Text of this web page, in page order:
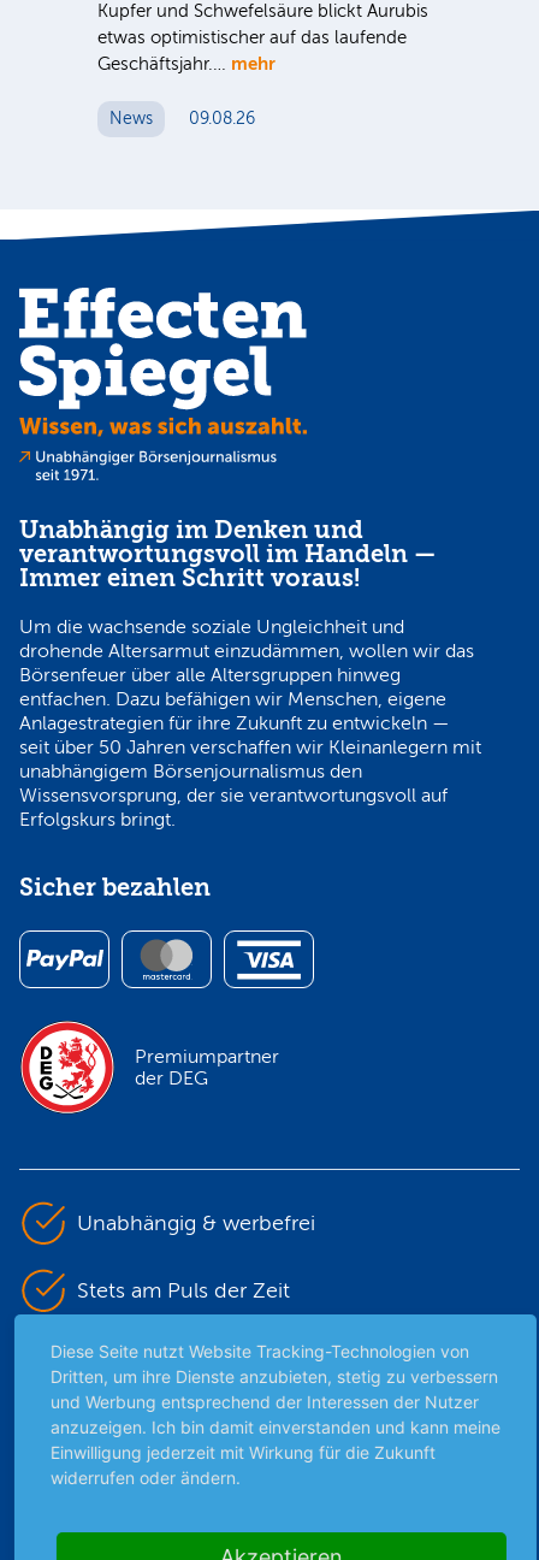
Kupfer und Schwefelsäure blickt Aurubis
etwas optimistischer auf das laufende
Geschäftsjahr.… mehr
News 09.08.26
Unabhängig im Denken und
verantwortungsvoll im Handeln —
Immer einen Schritt voraus!
Um die wachsende soziale Ungleichheit und
drohende Altersarmut einzudämmen, wollen wir das
Börsenfeuer über alle Altersgruppen hinweg
entfachen. Dazu befähigen wir Menschen, eigene
Anlagestrategien für ihre Zukunft zu entwickeln —
seit über 50 Jahren verschaffen wir Kleinanlegern mit
unabhängigem Börsenjournalismus den
Wissensvorsprung, der sie verantwortungsvoll auf
Erfolgskurs bringt.
Sicher bezahlen
Premiumpartner
der DEG
Unabhängig & werbefrei
Stets am Puls der Zeit
Schutz persönlicher Daten
Sicher mit SSL-Verschlüsselung
Diese Seite nutzt Website Tracking-Technologien von
Dritten, um ihre Dienste anzubieten, stetig zu verbessern
und Werbung entsprechend der Interessen der Nutzer
anzuzeigen. Ich bin damit einverstanden und kann meine
Einwilligung jederzeit mit Wirkung für die Zukunft
widerrufen oder ändern.